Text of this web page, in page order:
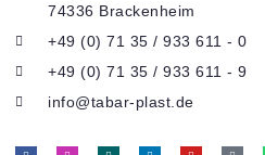
74336 Brackenheim
+49 (0) 71 35 / 933 611 - 0
+49 (0) 71 35 / 933 611 - 9
info@tabar-plast.de